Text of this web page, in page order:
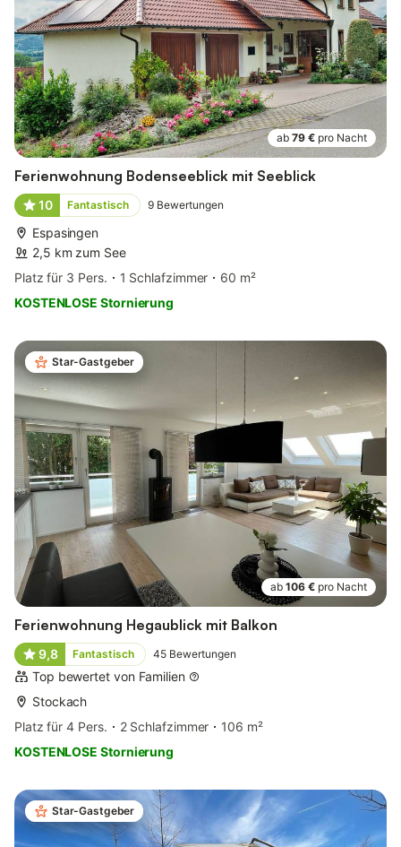
ab 79 € pro Nacht
Ferienwohnung Bodenseeblick mit Seeblick
10 Fantastisch 9 Bewertungen
Espasingen
2,5 km zum See
Platz für 3 Pers.
1 Schlafzimmer
60 m²
KOSTENLOSE Stornierung
Star-Gastgeber
ab 106 € pro Nacht
Ferienwohnung Hegaublick mit Balkon
9,8 Fantastisch 45 Bewertungen
Top bewertet von Familien
Stockach
Platz für 4 Pers.
2 Schlafzimmer
106 m²
KOSTENLOSE Stornierung
Star-Gastgeber